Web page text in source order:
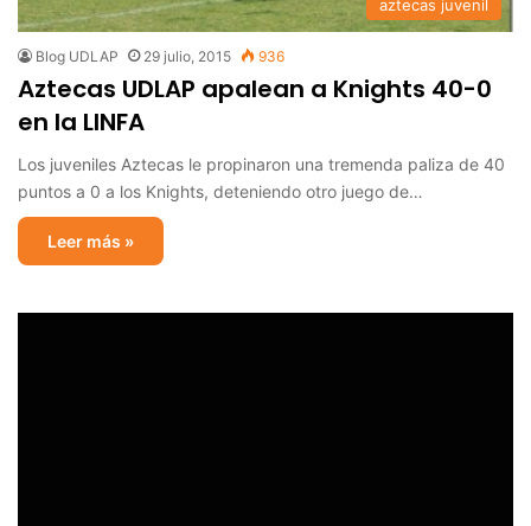
aztecas juvenil
Blog UDLAP 29 julio, 2015 936
Aztecas UDLAP apalean a Knights 40-0
en la LINFA
Los juveniles Aztecas le propinaron una tremenda paliza de 40
puntos a 0 a los Knights, deteniendo otro juego de…
Leer más »